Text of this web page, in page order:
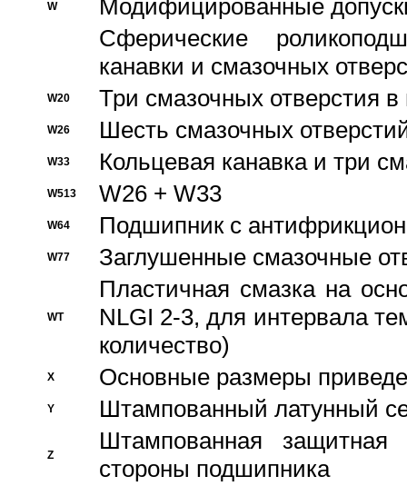
W
Модифицированные
Сферические
канавки и смазочных
W20 Три смазочных отверстия
W26 Шесть смазочных
W33 Кольцевая канавка и три
W513 W26 + W33
W64 Подшипник с
W77 Заглушенные смазочные
WT
Пластичная смазка на
NLGI 2-3, для интервала
количество)
X Основные размеры
Y Штампованный латунный
Z
Штампованная
стороны подшипника